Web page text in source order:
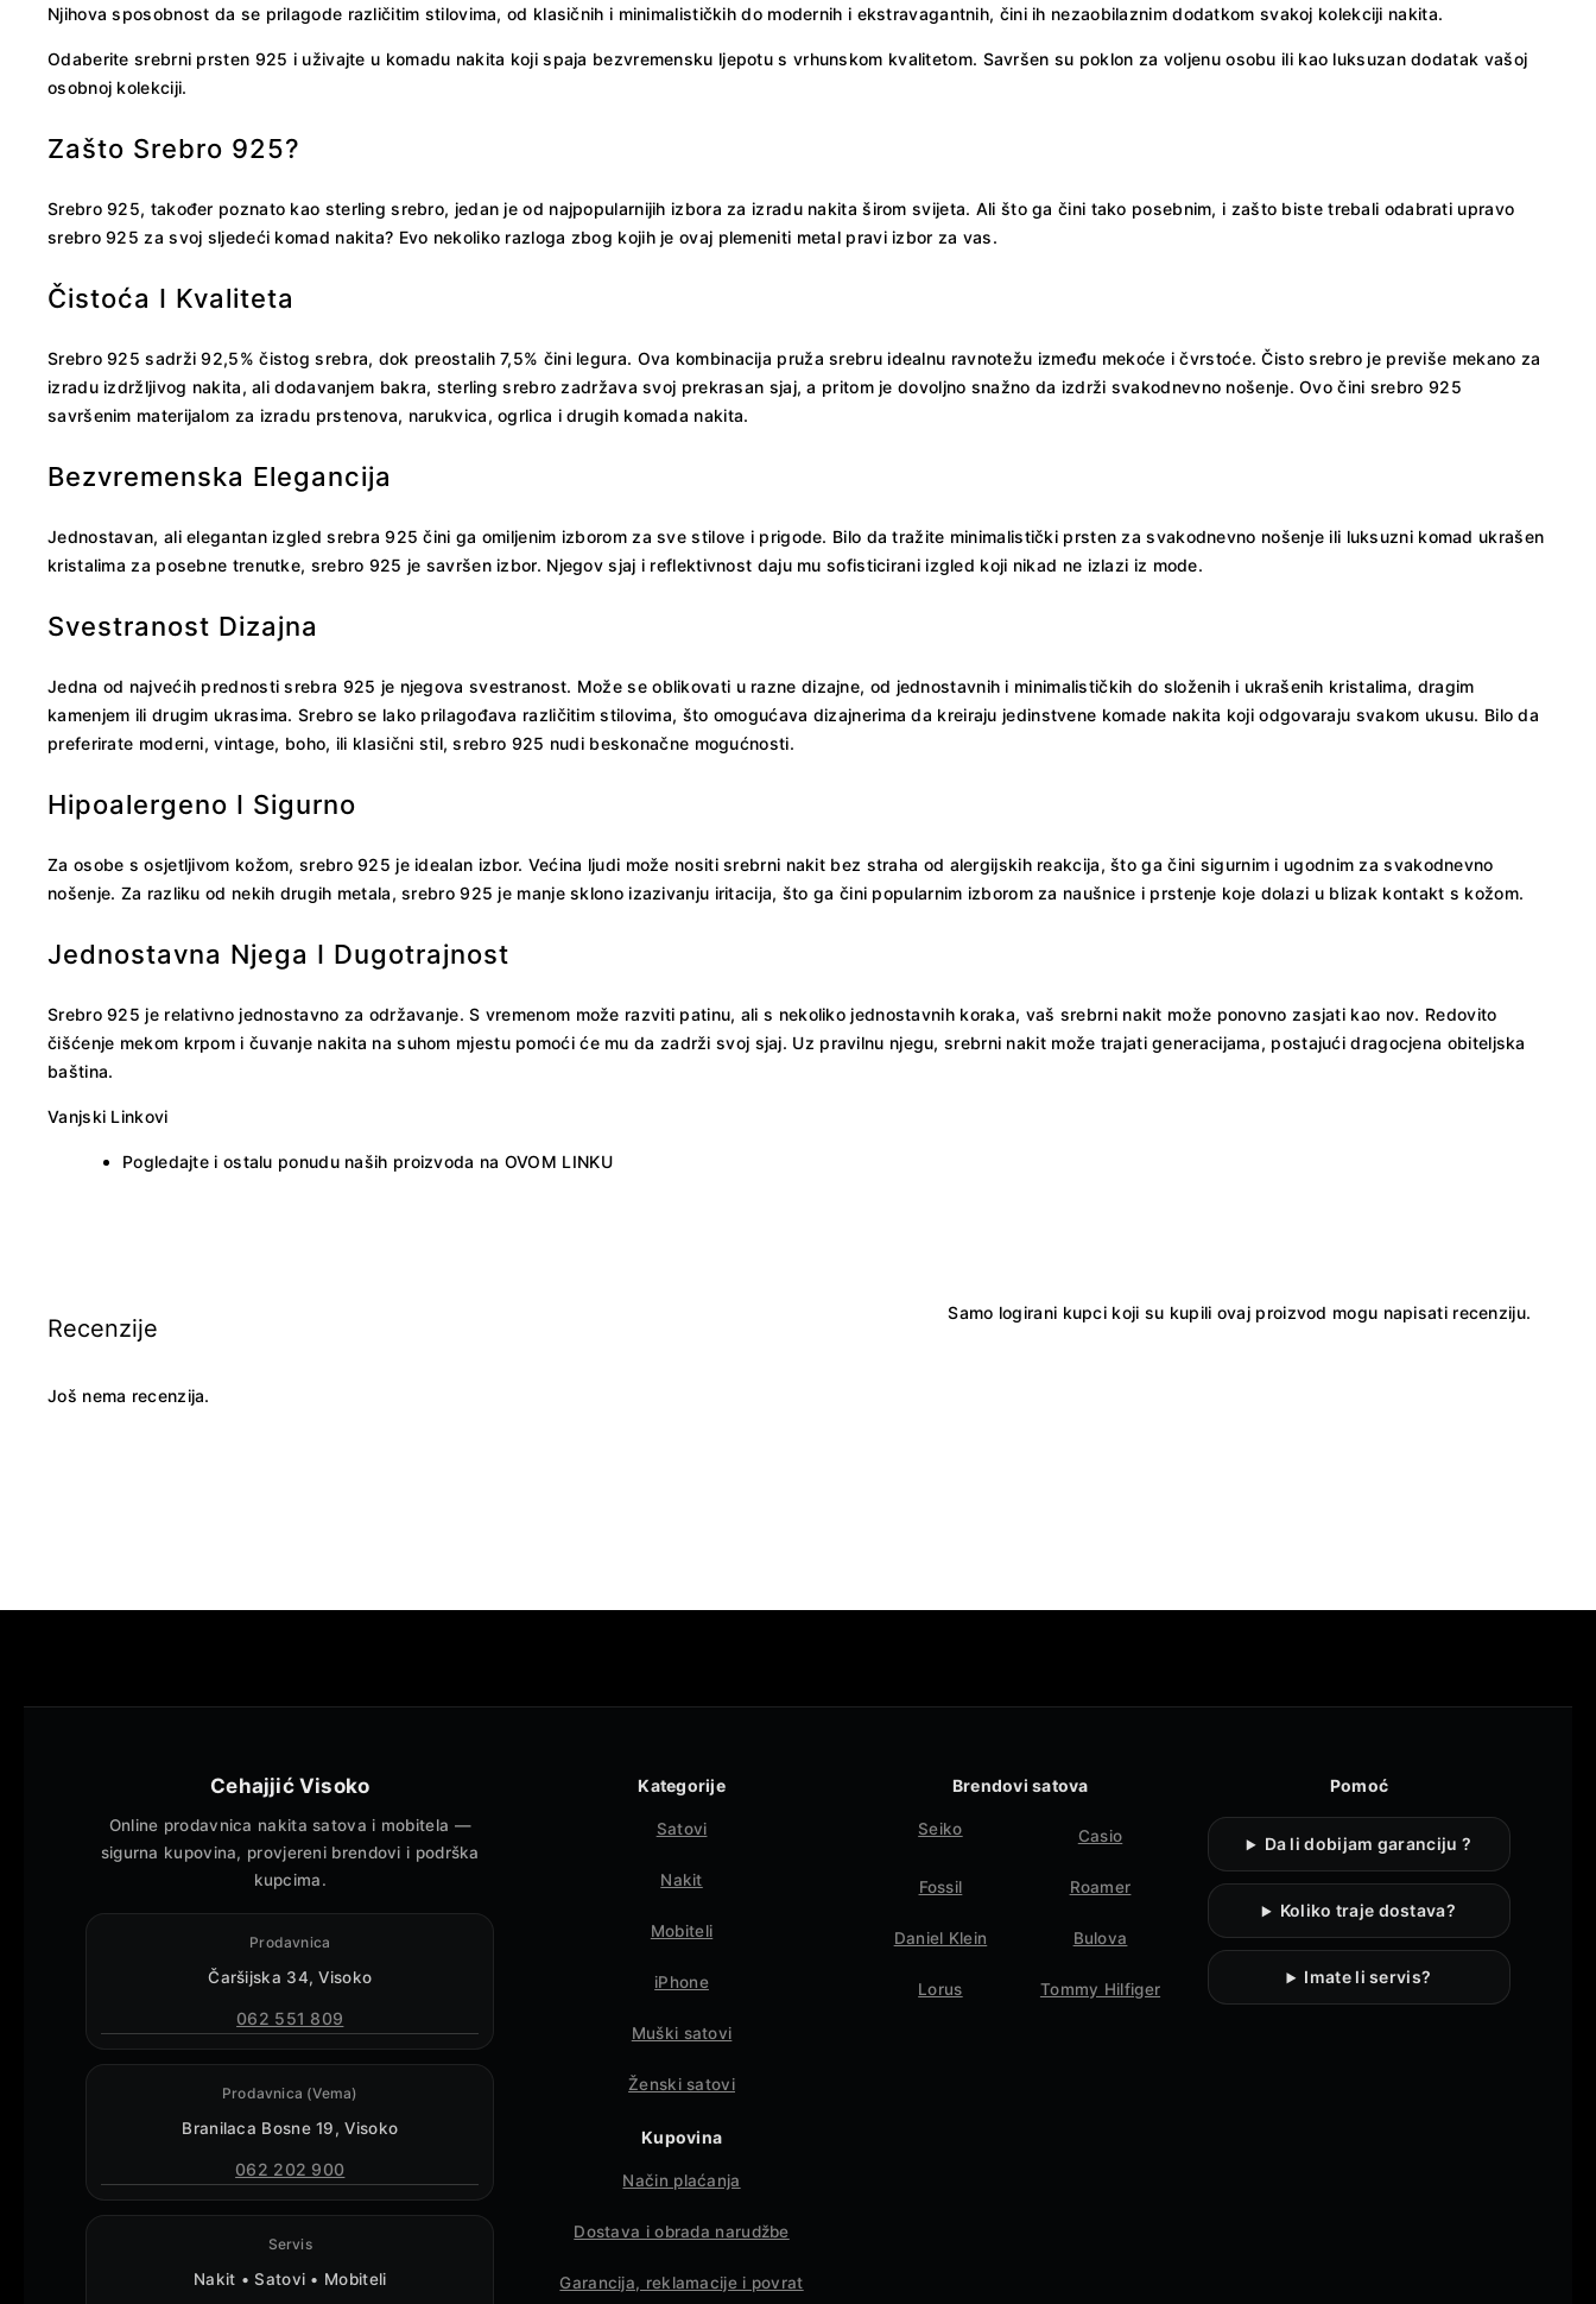
Njihova sposobnost da se prilagode različitim stilovima, od klasičnih i minimalističkih do modernih i ekstravagantnih, čini ih nezaobilaznim dodatkom svakoj kolekciji nakita.
Odaberite srebrni prsten 925 i uživajte u komadu nakita koji spaja bezvremensku ljepotu s vrhunskom kvalitetom. Savršen su poklon za voljenu osobu ili kao luksuzan dodatak vašoj
osobnoj kolekciji.
Zašto Srebro 925?
Srebro 925, također poznato kao sterling srebro, jedan je od najpopularnijih izbora za izradu nakita širom svijeta. Ali što ga čini tako posebnim, i zašto biste trebali odabrati upravo
srebro 925 za svoj sljedeći komad nakita? Evo nekoliko razloga zbog kojih je ovaj plemeniti metal pravi izbor za vas.
Čistoća I Kvaliteta
Srebro 925 sadrži 92,5% čistog srebra, dok preostalih 7,5% čini legura. Ova kombinacija pruža srebru idealnu ravnotežu između mekoće i čvrstoće. Čisto srebro je previše mekano za
izradu izdržljivog nakita, ali dodavanjem bakra, sterling srebro zadržava svoj prekrasan sjaj, a pritom je dovoljno snažno da izdrži svakodnevno nošenje. Ovo čini srebro 925
savršenim materijalom za izradu prstenova, narukvica, ogrlica i drugih komada nakita.
Bezvremenska Elegancija
Jednostavan, ali elegantan izgled srebra 925 čini ga omiljenim izborom za sve stilove i prigode. Bilo da tražite minimalistički prsten za svakodnevno nošenje ili luksuzni komad ukrašen
kristalima za posebne trenutke, srebro 925 je savršen izbor. Njegov sjaj i reflektivnost daju mu sofisticirani izgled koji nikad ne izlazi iz mode.
Svestranost Dizajna
Jedna od najvećih prednosti srebra 925 je njegova svestranost. Može se oblikovati u razne dizajne, od jednostavnih i minimalističkih do složenih i ukrašenih kristalima, dragim
kamenjem ili drugim ukrasima. Srebro se lako prilagođava različitim stilovima, što omogućava dizajnerima da kreiraju jedinstvene komade nakita koji odgovaraju svakom ukusu. Bilo da
preferirate moderni, vintage, boho, ili klasični stil, srebro 925 nudi beskonačne mogućnosti.
Hipoalergeno I Sigurno
Za osobe s osjetljivom kožom, srebro 925 je idealan izbor. Većina ljudi može nositi srebrni nakit bez straha od alergijskih reakcija, što ga čini sigurnim i ugodnim za svakodnevno
nošenje. Za razliku od nekih drugih metala, srebro 925 je manje sklono izazivanju iritacija, što ga čini popularnim izborom za naušnice i prstenje koje dolazi u blizak kontakt s kožom.
Jednostavna Njega I Dugotrajnost
Srebro 925 je relativno jednostavno za održavanje. S vremenom može razviti patinu, ali s nekoliko jednostavnih koraka, vaš srebrni nakit može ponovno zasjati kao nov. Redovito
čišćenje mekom krpom i čuvanje nakita na suhom mjestu pomoći će mu da zadrži svoj sjaj. Uz pravilnu njegu, srebrni nakit može trajati generacijama, postajući dragocjena obiteljska
baština.
Vanjski Linkovi
Pogledajte i ostalu ponudu naših proizvoda na OVOM LINKU
Recenzije
Još nema recenzija.
Samo logirani kupci koji su kupili ovaj proizvod mogu napisati recenziju.
Cehajjić Visoko
Online prodavnica nakita satova i mobitela —
sigurna kupovina, provjereni brendovi i podrška
kupcima.
Prodavnica
Čaršijska 34, Visoko
062 551 809
Prodavnica (Vema)
Branilaca Bosne 19, Visoko
062 202 900
Servis
Nakit • Satovi • Mobiteli
Kategorije
Satovi
Nakit
Mobiteli
iPhone
Muški satovi
Ženski satovi
Kupovina
Način plaćanja
Dostava i obrada narudžbe
Garancija, reklamacije i povrat
Brendovi satova
Seiko Casio
Fossil Roamer
Daniel Klein Bulova
Lorus Tommy Hilfiger
Pomoć
Da li dobijam garanciju ?
Koliko traje dostava?
Imate li servis?